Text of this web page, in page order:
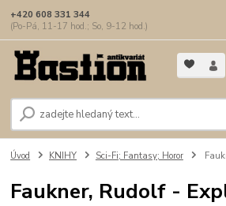
+420 608 331 344
(Po-Pá, 11-17 hod.; So, 9-12 hod.)
Úvod KNIHY Sci-Fi; Fantasy; Horor
Faukner, Rudolf -